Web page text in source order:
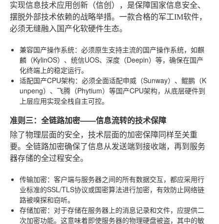
实现信息技术应用创新（信创），是保障国家信息安全、
摆脱外部技术依赖的战略举措。一款合格的军工IM软件，
必须无缝融入国产化软硬件生态。
兼容国产操作系统：必须原生支持主流的国产操作系统，如麒
麟（KylinOS）、统信UOS、深度（Deepin）等，确保在国产
化终端上的稳定运行。
适配国产CPU架构：必须全面适配申威（Sunway）、鲲鹏（K
unpeng）、飞腾（Phytium）等国产CPU架构，从底层硬件到
上层应用实现全栈自主可控。
准则三：全链路加密——信息流转的技术保障
除了物理层面的安全，技术层面的加密保障同样至关重
要。全链路加密确保了信息从发送端到接收端，再到服务
器存储的全过程安全。
传输加密：客户端与服务器之间的所有数据交互，都应采用行
业标准的SSL/TLS协议或国密算法进行加密，有效防止网络链
路被嗅探和窃听。
存储加密：对于存储在服务器上的消息记录和文件，应提供二
次加密功能。这意味着即使服务器的物理硬盘被盗，其中的敏